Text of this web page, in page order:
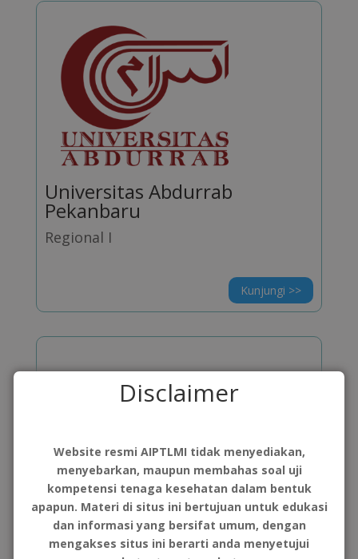
Universitas Abdurrab
Pekanbaru
Regional I
Kunjungi >>
Poltekkes Kemenkes RI
Jakarta III
Disclaimer
Website resmi AIPTLMI tidak menyediakan,
menyebarkan, maupun membahas soal uji
kompetensi tenaga kesehatan dalam bentuk
apapun. Materi di situs ini bertujuan untuk edukasi
dan informasi yang bersifat umum, dengan
mengakses situs ini berarti anda menyetujui